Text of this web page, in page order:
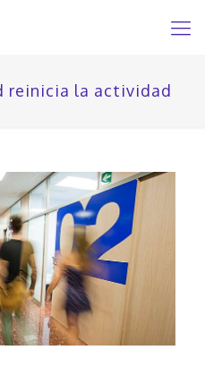
reinicia la actividad